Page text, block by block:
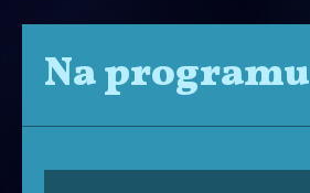
Na programu